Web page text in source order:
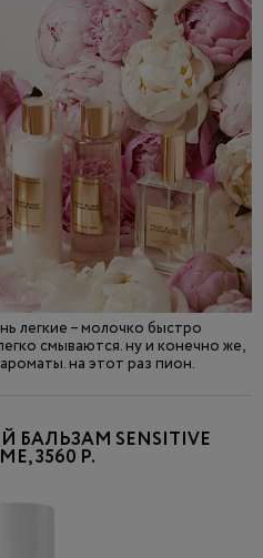
легкие – молочко быстро
смываются. ну и конечно же,
на этот раз пион.
SENSITIVE
3560 Р.